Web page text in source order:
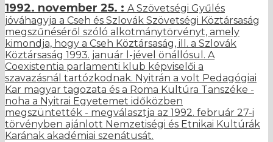
1992. november 25. : A Szövetségi Gyűlés
jóváhagyja a Cseh és Szlovák Szövetségi Köztársaság
megszűnéséről szóló alkotmánytörvényt, amely
kimondja, hogy a Cseh Köztársaság, ill. a Szlovák
Köztársaság 1993. január l-jével önállósul. A
Coexistentia parlamenti klub képviselői a
szavazásnál tartózkodnak. Nyitrán a volt Pedagógiai
Kar magyar tagozata és a Roma Kultúra Tanszéke -
noha a Nyitrai Egyetemet időközben
megszüntették - megválasztja az 1992. február 27-i
törvényben ajánlott Nemzetiségi és Etnikai Kultúrák
Karának akadémiai szenátusát.